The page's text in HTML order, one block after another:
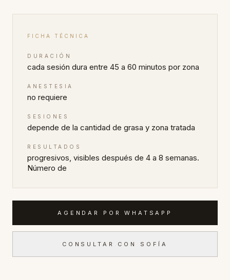
FICHA TÉCNICA
DURACIÓN
cada sesión dura entre 45 a 60 minutos por zona
ANESTESIA
no requiere
SESIONES
depende de la cantidad de grasa y zona tratada
RESULTADOS
progresivos, visibles después de 4 a 8 semanas.
Número de
AGENDAR POR WHATSAPP
CONSULTAR CON SOFÍA